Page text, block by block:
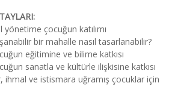
yönetime çocuğun katılımı
bir mahalle nasıl tasarlanabilir?
eğitimine ve bilime katkısı
sanatla ve kültürle ilişkisine katkısı
ihmal ve istismara uğramış çocuklar için